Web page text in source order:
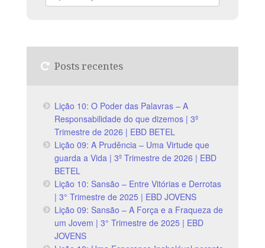
Posts recentes
Lição 10: O Poder das Palavras – A
Responsabilidade do que dizemos | 3º
Trimestre de 2026 | EBD BETEL
Lição 09: A Prudência – Uma Virtude que
guarda a Vida | 3º Trimestre de 2026 | EBD
BETEL
Lição 10: Sansão – Entre Vitórias e Derrotas
| 3° Trimestre de 2025 | EBD JOVENS
Lição 09: Sansão – A Força e a Fraqueza de
um Jovem | 3° Trimestre de 2025 | EBD
JOVENS